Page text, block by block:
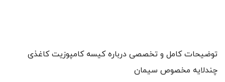
توضیحات کامل و تخصصی درباره کیسه کامپوزیت کاغذی
چندلایه مخصوص سیمان